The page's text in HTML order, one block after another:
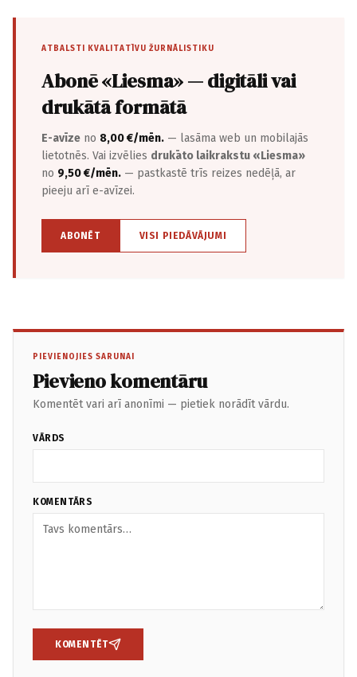
ATBALSTI KVALITATĪVU ŽURNĀLISTIKU
Abonē «Liesma» — digitāli vai
drukātā formātā
E-avīze no 8,00 €/mēn. — lasāma web un mobilajās
lietotnēs. Vai izvēlies drukāto laikrakstu «Liesma»
no 9,50 €/mēn. — pastkastē trīs reizes nedēļā, ar
pieeju arī e-avīzei.
ABONĒT VISI PIEDĀVĀJUMI
PIEVIENOJIES SARUNAI
Pievieno komentāru
Komentēt vari arī anonīmi — pietiek norādīt vārdu.
VĀRDS
KOMENTĀRS
KOMENTĒT